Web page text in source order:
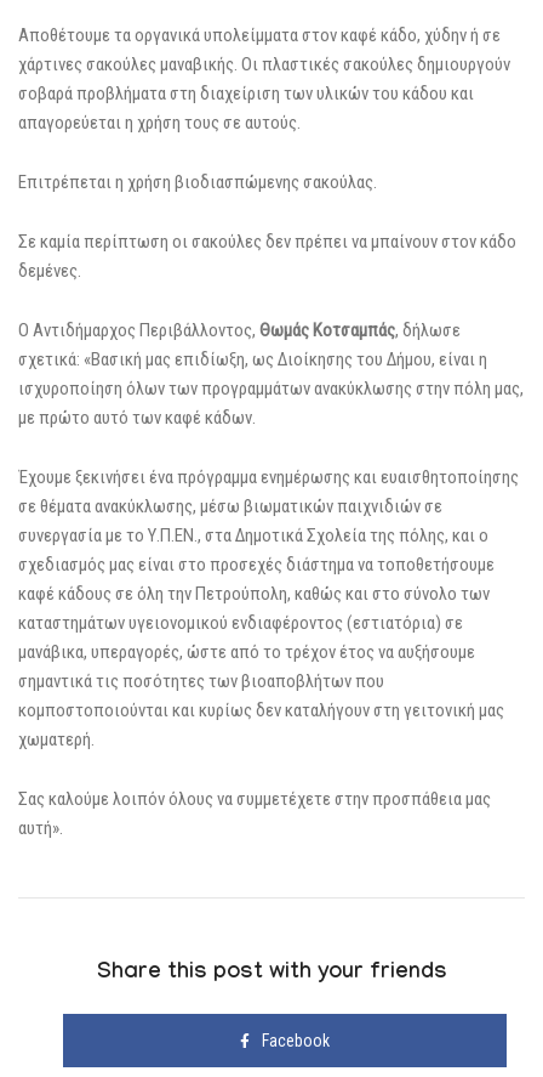
Αποθέτουμε τα οργανικά υπολείμματα στον καφέ κάδο, χύδην ή σε
χάρτινες σακούλες μαναβικής. Οι πλαστικές σακούλες δημιουργούν
σοβαρά προβλήματα στη διαχείριση των υλικών του κάδου και
απαγορεύεται η χρήση τους σε αυτούς.
Επιτρέπεται η χρήση βιοδιασπώμενης σακούλας.
Σε καμία περίπτωση οι σακούλες δεν πρέπει να μπαίνουν στον κάδο
δεμένες.
Ο Αντιδήμαρχος Περιβάλλοντος, Θωμάς Κοτσαμπάς, δήλωσε
σχετικά: «Βασική μας επιδίωξη, ως Διοίκησης του Δήμου, είναι η
ισχυροποίηση όλων των προγραμμάτων ανακύκλωσης στην πόλη μας,
με πρώτο αυτό των καφέ κάδων.
Έχουμε ξεκινήσει ένα πρόγραμμα ενημέρωσης και ευαισθητοποίησης
σε θέματα ανακύκλωσης, μέσω βιωματικών παιχνιδιών σε
συνεργασία με το Υ.Π.ΕΝ., στα Δημοτικά Σχολεία της πόλης, και ο
σχεδιασμός μας είναι στο προσεχές διάστημα να τοποθετήσουμε
καφέ κάδους σε όλη την Πετρούπολη, καθώς και στο σύνολο των
καταστημάτων υγειονομικού ενδιαφέροντος (εστιατόρια) σε
μανάβικα, υπεραγορές, ώστε από το τρέχον έτος να αυξήσουμε
σημαντικά τις ποσότητες των βιοαποβλήτων που
κομποστοποιούνται και κυρίως δεν καταλήγουν στη γειτονική μας
χωματερή.
Σας καλούμε λοιπόν όλους να συμμετέχετε στην προσπάθεια μας
αυτή».
Share this post with your friends
Facebook